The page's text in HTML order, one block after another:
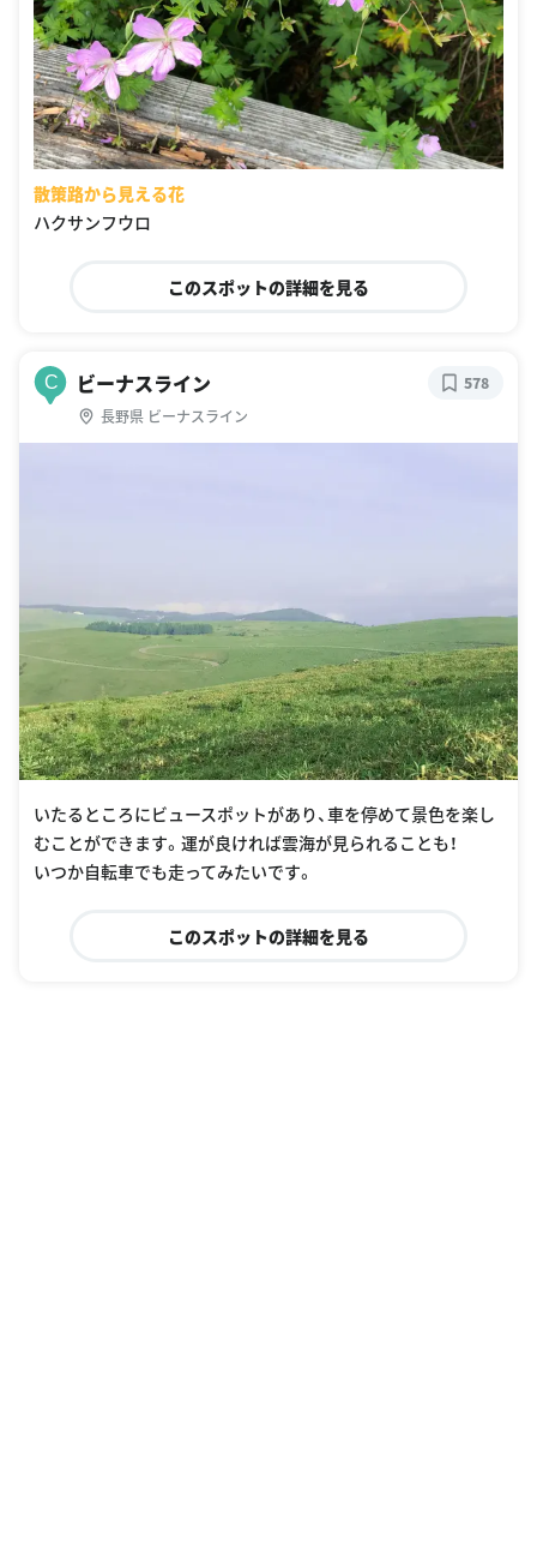
散策路から見える花
ハクサンフウロ
このスポットの詳細を見る
C ビーナスライン
長野県 ビーナスライン
578
いたるところにビュースポットがあり、車を停めて景色を楽し
むことができます。運が良ければ雲海が見られることも！
いつか自転車でも走ってみたいです。
このスポットの詳細を見る